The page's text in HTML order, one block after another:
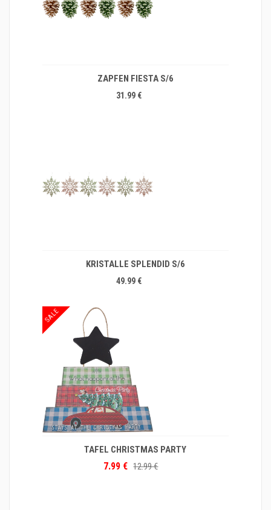
ZAPFEN FIESTA S/6
31.99 €
KRISTALLE SPLENDID S/6
49.99 €
SALE
TAFEL CHRISTMAS PARTY
7.99 € 12.99 €